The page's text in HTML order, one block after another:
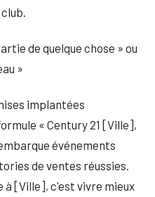
de quelque chose » ou
»
implantées
« Century 21 [Ville],
événements
de ventes réussies.
à [Ville], c'est vivre mieux